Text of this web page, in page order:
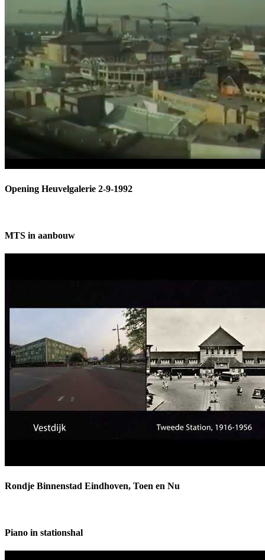
Opening Heuvelgalerie 2-9-1992
MTS in aanbouw
Rondje Binnenstad Eindhoven, Toen en Nu
Piano in stationshal